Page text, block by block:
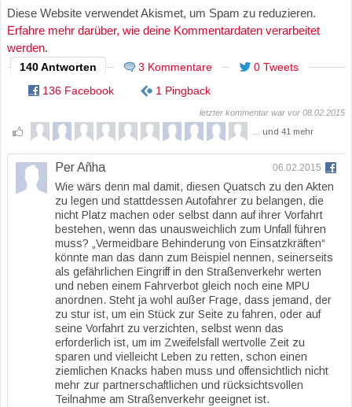
Diese Website verwendet Akismet, um Spam zu reduzieren.
Erfahre mehr darüber, wie deine Kommentardaten verarbeitet
werden.
140 Antworten 3 Kommentare
0 Tweets
136 Facebook
1 Pingback
letzter kommentar war vor 08.02.2015
... und 41 mehr
Per Añha 06.02.2015
Wie wärs denn mal damit, diesen Quatsch zu den Akten
zu legen und stattdessen Autofahrer zu belangen, die
nicht Platz machen oder selbst dann auf ihrer Vorfahrt
bestehen, wenn das unausweichlich zum Unfall führen
muss? „Vermeidbare Behinderung von Einsatzkräften“
könnte man das dann zum Beispiel nennen, seinerseits
als gefährlichen Eingriff in den Straßenverkehr werten
und neben einem Fahrverbot gleich noch eine MPU
anordnen. Steht ja wohl außer Frage, dass jemand, der
zu stur ist, um ein Stück zur Seite zu fahren, oder auf
seine Vorfahrt zu verzichten, selbst wenn das
erforderlich ist, um im Zweifelsfall wertvolle Zeit zu
sparen und vielleicht Leben zu retten, schon einen
ziemlichen Knacks haben muss und offensichtlich nicht
mehr zur partnerschaftlichen und rücksichtsvollen
Teilnahme am Straßenverkehr geeignet ist.